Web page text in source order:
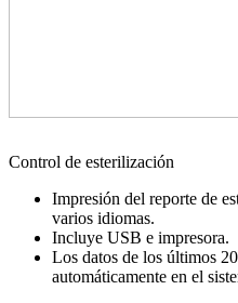
Control de esterilización
Impresión del reporte de
varios idiomas.
Incluye USB e impresora.
Los datos de los últimos
automáticamente en el